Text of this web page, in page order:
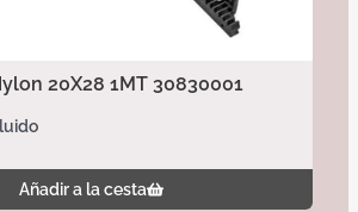
20X28 1MT 30830001
Añadir a la cesta